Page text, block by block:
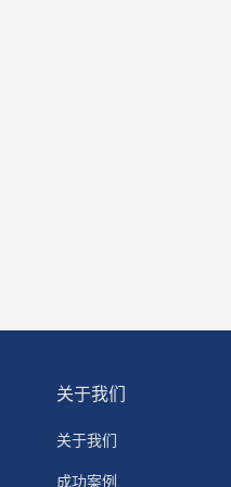
关于我们
关于我们
成功案例